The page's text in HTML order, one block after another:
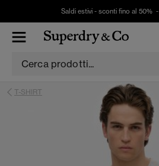
Saldi estivi - sconti fino al 50% -
T-SHIRT